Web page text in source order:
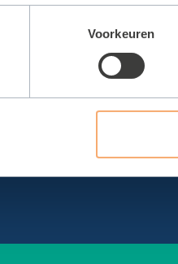
Voorkeuren
Sporthal De Geest
Gymzaal Het Cluster
De Tulp